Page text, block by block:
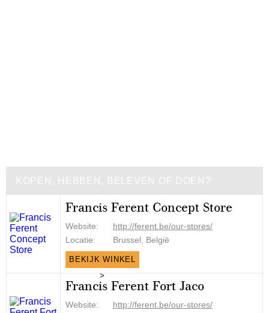
KOPEN, HEBBEN, BELEVEN OF DOEN?
Francis Ferent Concept Store
Website:
http://ferent.be/our-stores/
Locatie:
Brussel, België
BEKIJK WINKEL
>
Francis Ferent Fort Jaco
Website:
http://ferent.be/our-stores/